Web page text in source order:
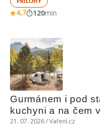
4,7 120min
Gurmánem i pod
kuchyni a na čem
21. 07. 2026 / Vaření.cz